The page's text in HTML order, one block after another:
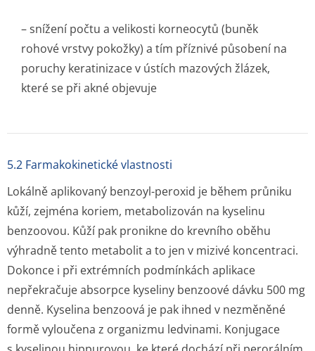
– snížení počtu a velikosti korneocytů (buněk
rohové vrstvy pokožky) a tím příznivé působení na
poruchy keratinizace v ústích mazových žlázek,
které se při akné objevuje
5.2 Farmakokinetické vlastnosti
Lokálně aplikovaný benzoyl-peroxid je během průniku
kůží, zejména koriem, metabolizován na kyselinu
benzoovou. Kůží pak pronikne do krevního oběhu
výhradně tento metabolit a to jen v mizivé koncentraci.
Dokonce i při extrémních podmínkách aplikace
nepřekračuje absorpce kyseliny benzoové dávku 500 mg
denně. Kyselina benzoová je pak ihned v nezměněné
formě vyloučena z organizmu ledvinami. Konjugace